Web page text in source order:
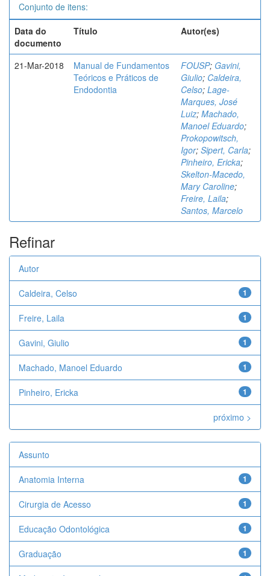
Conjunto de itens:
Data do
documento
Título Autor(es)
21-Mar-2018
Manual de Fundamentos
Teóricos e Práticos de
Endodontia
FOUSP; Gavini,
Giulio; Caldeira,
Celso; Lage-
Marques, José
Luiz; Machado,
Manoel Eduardo;
Prokopowitsch,
Igor; Sipert, Carla;
Pinheiro, Ericka;
Skelton-Macedo,
Mary Caroline;
Freire, Laila;
Santos, Marcelo
Refinar
Autor
1
Caldeira, Celso
1
Freire, Laila
1
Gavini, Giulio
1
Machado, Manoel Eduardo
1
Pinheiro, Ericka
próximo >
Assunto
1
Anatomia Interna
1
Cirurgia de Acesso
1
Educação Odontológica
1
Graduação